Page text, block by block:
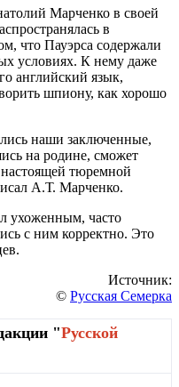
Марченко в своей
в
что Пауэрса содержали
условиях. К нему даже
английский язык,
шпиону, как хорошо
наши заключенные,
на родине, сможет
настоящей тюремной
А.Т. Марченко.
ухоженным, часто
с ним корректно. Это
Источник:
© Русская Семерка
"Русской